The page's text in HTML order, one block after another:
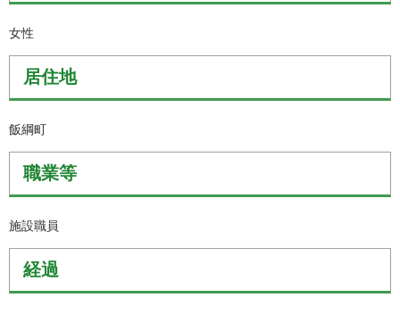
女性
居住地
飯綱町
職業等
施設職員
経過